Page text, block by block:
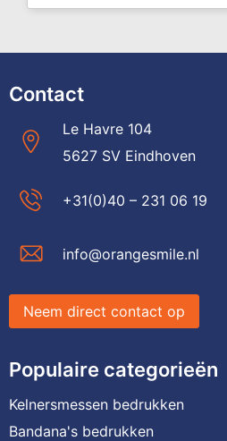
Contact
Le Havre 104
5627 SV Eindhoven
+31(0)40 – 231 06 19
info@orangesmile.nl
Neem direct contact op
Populaire categorieën
Kelnersmessen bedrukken
Bandana's bedrukken